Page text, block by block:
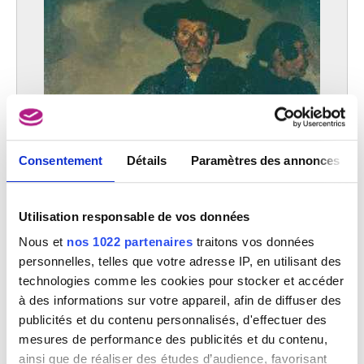
Consentement Détails Paramètres des annonces
Utilisation responsable de vos données
Nous et nos 1022 partenaires traitons vos données
personnelles, telles que votre adresse IP, en utilisant des
technologies comme les cookies pour stocker et accéder
à des informations sur votre appareil, afin de diffuser des
publicités et du contenu personnalisés, d'effectuer des
mesures de performance des publicités et du contenu,
ainsi que de réaliser des études d’audience, favorisant